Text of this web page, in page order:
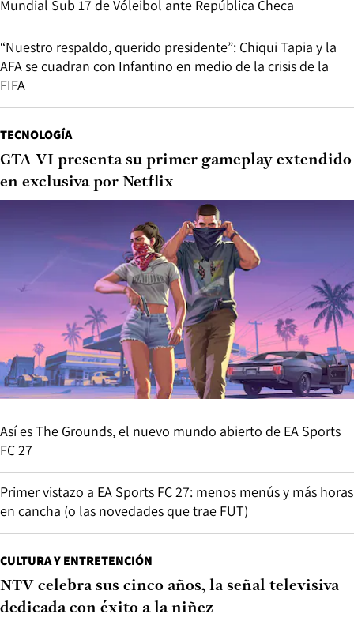
Mundial Sub 17 de Vóleibol ante República Checa
“Nuestro respaldo, querido presidente”: Chiqui Tapia y la
AFA se cuadran con Infantino en medio de la crisis de la
FIFA
TECNOLOGÍA
GTA VI presenta su primer gameplay extendido
en exclusiva por Netflix
Así es The Grounds, el nuevo mundo abierto de EA Sports
FC 27
Primer vistazo a EA Sports FC 27: menos menús y más horas
en cancha (o las novedades que trae FUT)
CULTURA Y ENTRETENCIÓN
NTV celebra sus cinco años, la señal televisiva
dedicada con éxito a la niñez